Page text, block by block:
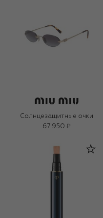
Солнцезащитные очки
67 950 ₽